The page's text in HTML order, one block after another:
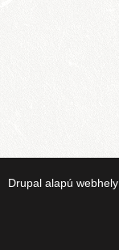
Drupal alapú webhely